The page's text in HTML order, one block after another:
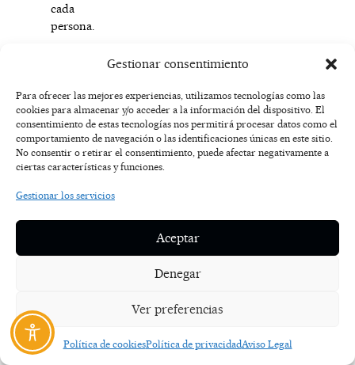
Gestionar consentimiento
Para ofrecer las mejores experiencias, utilizamos tecnologías como las
cookies para almacenar y/o acceder a la información del dispositivo. El
consentimiento de estas tecnologías nos permitirá procesar datos como el
comportamiento de navegación o las identificaciones únicas en este sitio.
No consentir o retirar el consentimiento, puede afectar negativamente a
ciertas características y funciones.
Gestionar los servicios
Aceptar
Denegar
Ver preferencias
Política de cookiesPolítica de privacidadAviso Legal
cada
persona.
beneficiarse
de
este
tratamiento?
radiofrecuencia
puede
una
hombres
y